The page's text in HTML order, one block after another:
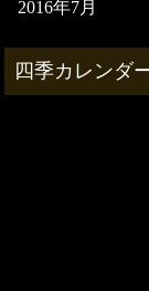
2016年7月